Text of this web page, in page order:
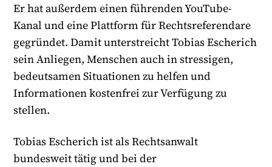
Er hat außerdem einen führenden YouTube-
Kanal und eine Plattform für Rechtsreferendare
gegründet. Damit unterstreicht Tobias Escherich
sein Anliegen, Menschen auch in stressigen,
bedeutsamen Situationen zu helfen und
Informationen kostenfrei zur Verfügung zu
stellen.
Tobias Escherich ist als Rechtsanwalt
bundesweit tätig und bei der